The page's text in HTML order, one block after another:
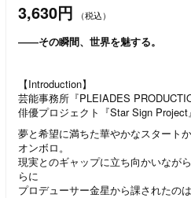
3,630円 （税込）
――その瞬間、世界を魅する。
【Introduction】
芸能事務所『PLEIADES
俳優プロジェクト『Star Sign Project
夢と希望に満ちた華やかなスタート
オンボロ。
現実とのギャップに立ち向かいなが
らに
プロデューサー金星から課されたの